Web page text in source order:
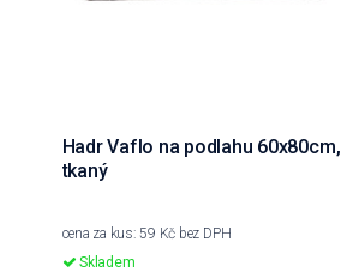
Hadr Vaflo na podlahu 60x80cm,
tkaný
cena za kus: 59 Kč bez DPH
Skladem